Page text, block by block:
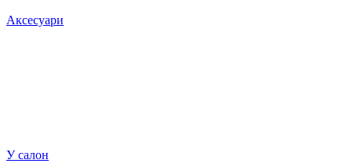
Аксесуари
У салон